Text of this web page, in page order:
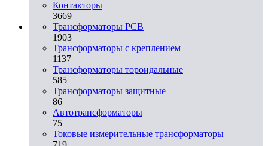
Контакторы
3669
Трансформаторы PCB
1903
Трансформаторы с креплением
1137
Трансформаторы тороидальные
585
Трансформаторы защитные
86
Автотрансформаторы
75
Токовые измерительные трансформаторы